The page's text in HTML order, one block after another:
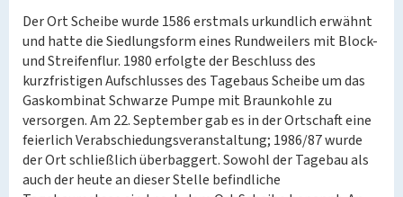
Der Ort Scheibe wurde 1586 erstmals urkundlich erwähnt
und hatte die Siedlungsform eines Rundweilers mit Block-
und Streifenflur. 1980 erfolgte der Beschluss des
kurzfristigen Aufschlusses des Tagebaus Scheibe um das
Gaskombinat Schwarze Pumpe mit Braunkohle zu
versorgen. Am 22. September gab es in der Ortschaft eine
feierlich Verabschiedungsveranstaltung; 1986/87 wurde
der Ort schließlich überbaggert. Sowohl der Tagebau als
auch der heute an dieser Stelle befindliche